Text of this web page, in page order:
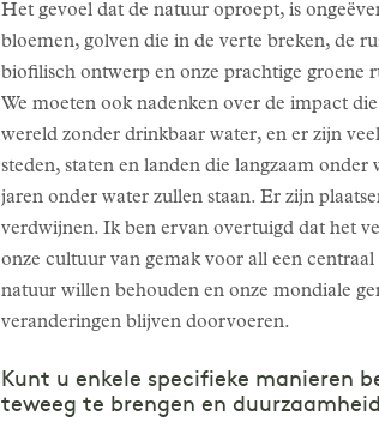
Het gevoel dat de natuur oproept, is
bloemen, golven die in de verte breken, de
biofilisch ontwerp en onze prachtige groene
We moeten ook nadenken over de impact
wereld zonder drinkbaar water, en er zijn
steden, staten en landen die langzaam
jaren onder water zullen staan. Er zijn
verdwijnen. Ik ben ervan overtuigd dat het
onze cultuur van gemak voor all een
natuur willen behouden en onze mondiale
veranderingen blijven doorvoeren.
Kunt u enkele specifieke manieren
teweeg te brengen en